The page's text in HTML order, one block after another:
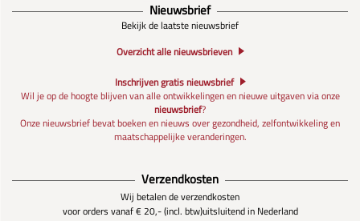
Nieuwsbrief
Bekijk de laatste nieuwsbrief
Overzicht alle nieuwsbrieven
Inschrijven gratis nieuwsbrief
Wil je op de hoogte blijven van alle ontwikkelingen en nieuwe uitgaven via onze
nieuwsbrief?
Onze nieuwsbrief bevat boeken en nieuws over gezondheid, zelfontwikkeling en
maatschappelijke veranderingen.
Verzendkosten
Wij betalen de verzendkosten
voor orders vanaf € 20,- (incl. btw)uitsluitend in Nederland